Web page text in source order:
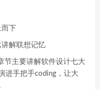
下
解联想记忆
节主要讲解软件设计七大
进手把手coding，让大